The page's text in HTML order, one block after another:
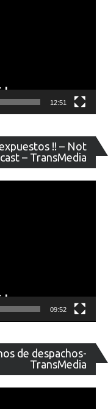
12:51
!! – Not
– TransMedia
de
09:52
de despachos-
TransMedia
de